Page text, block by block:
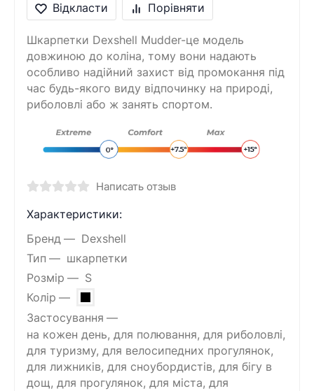
Відкласти Порівняти
Шкарпетки Dexshell Mudder-це модель
довжиною до коліна, тому вони надають
особливо надійний захист від промокання під
час будь-якого виду відпочинку на природі,
риболовлі або ж занять спортом.
Написать отзыв
Характеристики:
Бренд
Dexshell
Тип
шкарпетки
Розмір
S
Колір
Застосування
на кожен день, для полювання, для риболовлі,
для туризму, для велосипедних прогулянок,
для лижників, для сноубордистів, для бігу в
дощ, для прогулянок, для міста, для